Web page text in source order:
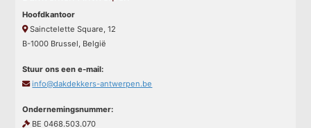
Hoofdkantoor
Sainctelette Square, 12
B-1000 Brussel, België
Stuur ons een e-mail:
info@dakdekkers-antwerpen.be
Ondernemingsnummer:
BE 0468.503.070